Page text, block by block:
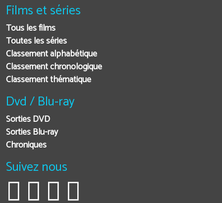
Films et séries
Tous les films
Toutes les séries
Classement alphabétique
Classement chronologique
Classement thématique
Dvd / Blu-ray
Sorties DVD
Sorties Blu-ray
Chroniques
Suivez nous